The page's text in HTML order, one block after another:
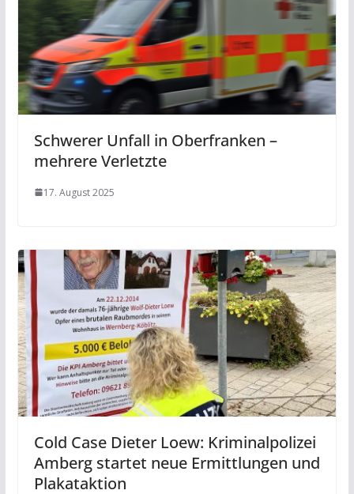
Schwerer Unfall in Oberfranken –
mehrere Verletzte
17. August 2025
Cold Case Dieter Loew: Kriminalpolizei
Amberg startet neue Ermittlungen und
Plakataktion